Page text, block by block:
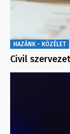
HAZÁNK - KÖZÉLET
Civil